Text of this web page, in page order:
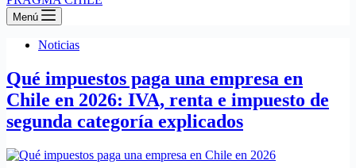
Menú
Noticias
Qué impuestos paga una empresa en
Chile en 2026: IVA, renta e impuesto de
segunda categoría explicados